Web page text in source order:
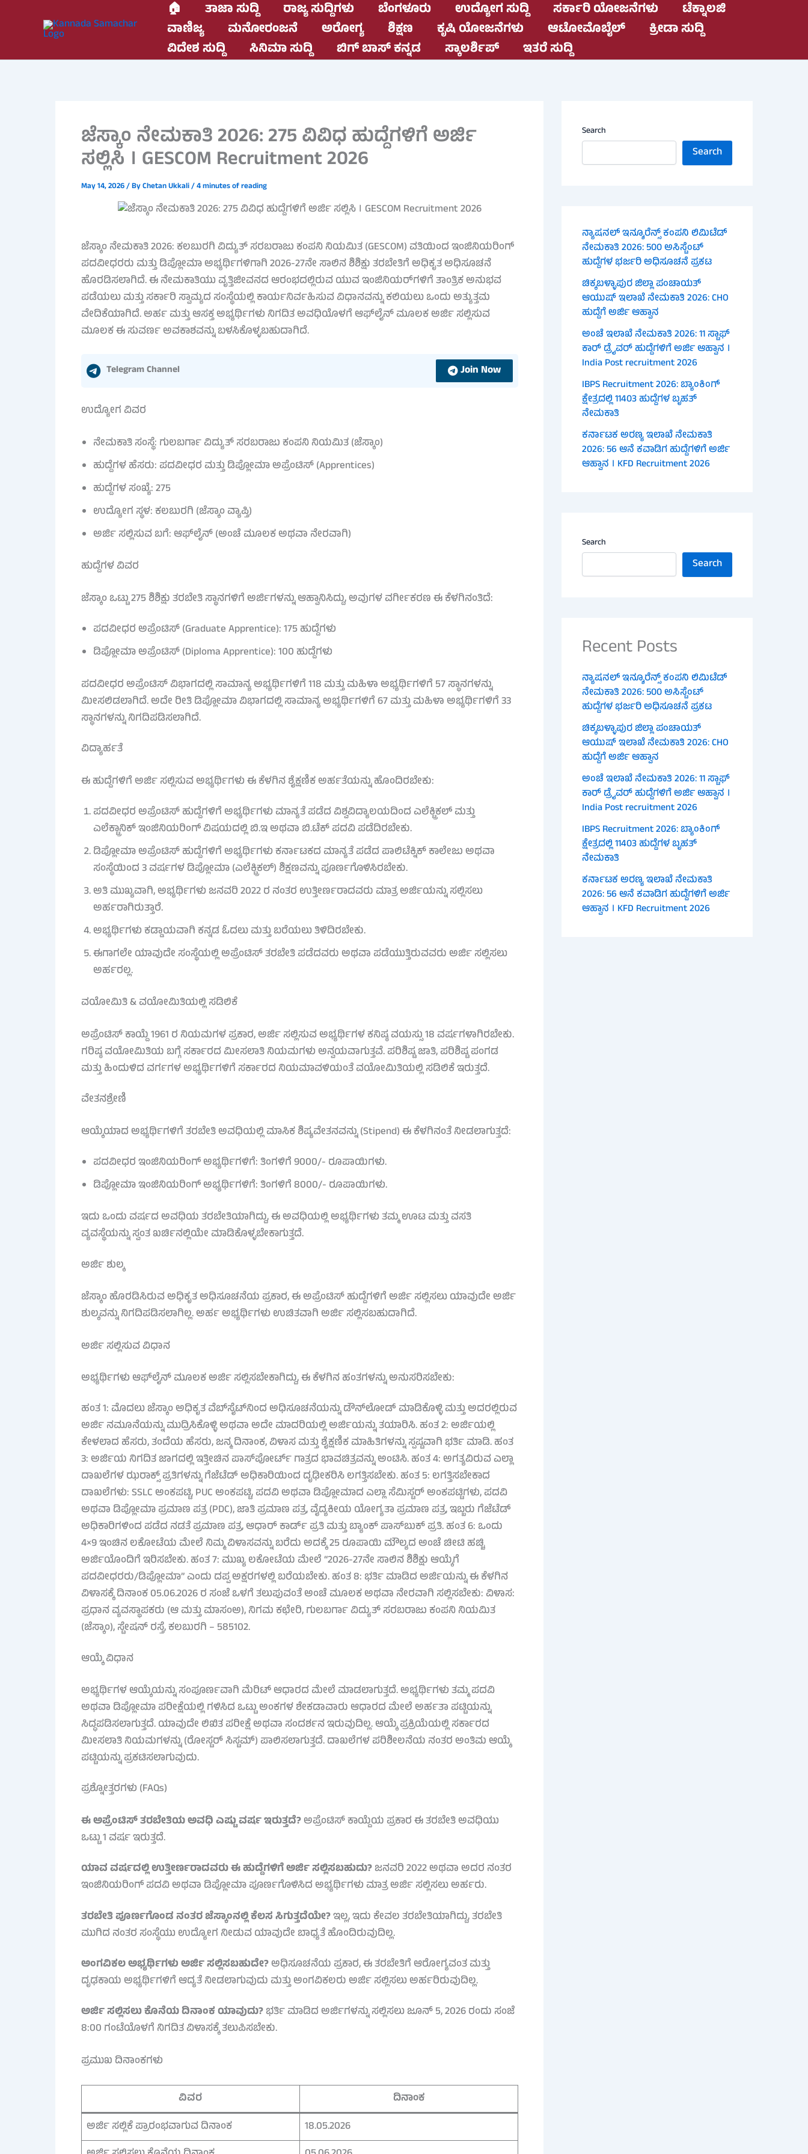
🏠 ತಾಜಾ ಸುದ್ದಿ ರಾಜ್ಯ ಸುದ್ದಿಗಳು ಬೆಂಗಳೂರು ಉದ್ಯೋಗ ಸುದ್ದಿ ಸರ್ಕಾರಿ ಯೋಜನೆಗಳು
ಟೆಕ್ನಾಲಜಿ
ವಾಣಿಜ್ಯ
ಮನೋರಂಜನೆ ಅರೋಗ್ಯ ಶಿಕ್ಷಣ ಕೃಷಿ ಯೋಜನೆಗಳು ಆಟೋಮೊಬೈಲ್
ಕ್ರೀಡಾ ಸುದ್ದಿ
ವಿದೇಶ ಸುದ್ದಿ
ಸಿನಿಮಾ ಸುದ್ದಿ ಬಿಗ್ ಬಾಸ್ ಕನ್ನಡ ಸ್ಕಾಲರ್ಶಿಪ್ ಇತರೆ ಸುದ್ದಿ
ಜೆಸ್ಕಾಂ ನೇಮಕಾತಿ 2026: 275 ವಿವಿಧ ಹುದ್ದೆಗಳಿಗೆ ಅರ್ಜಿ
ಸಲ್ಲಿಸಿ । GESCOM Recruitment 2026
May 14, 2026/ ByChetan Ukkali/4 minutes of reading
ಜೆಸ್ಕಾಂ ನೇಮಕಾತಿ 2026: ಕಲಬುರಗಿ ವಿದ್ಯುತ್ ಸರಬರಾಜು ಕಂಪನಿ ನಿಯಮಿತ (GESCOM) ವತಿಯಿಂದ ಇಂಜಿನಿಯರಿಂಗ್
ಪದವೀಧರರು ಮತ್ತು ಡಿಪ್ಲೋಮಾ ಅಭ್ಯರ್ಥಿಗಳಿಗಾಗಿ 2026-27ನೇ ಸಾಲಿನ ಶಿಶಿಕ್ಷು ತರಬೇತಿಗೆ ಅಧಿಕೃತ ಅಧಿಸೂಚನೆ
ಹೊರಡಿಸಲಾಗಿದೆ. ಈ ನೇಮಕಾತಿಯು ವೃತ್ತಿಜೀವನದ ಆರಂಭದಲ್ಲಿರುವ ಯುವ ಇಂಜಿನಿಯರ್‌ಗಳಿಗೆ ತಾಂತ್ರಿಕ ಅನುಭವ
ಪಡೆಯಲು ಮತ್ತು ಸರ್ಕಾರಿ ಸ್ವಾಮ್ಯದ ಸಂಸ್ಥೆಯಲ್ಲಿ ಕಾರ್ಯನಿರ್ವಹಿಸುವ ವಿಧಾನವನ್ನು ಕಲಿಯಲು ಒಂದು ಅತ್ಯುತ್ತಮ
ವೇದಿಕೆಯಾಗಿದೆ. ಅರ್ಹ ಮತ್ತು ಆಸಕ್ತ ಅಭ್ಯರ್ಥಿಗಳು ನಿಗದಿತ ಅವಧಿಯೊಳಗೆ ಆಫ್‌ಲೈನ್ ಮೂಲಕ ಅರ್ಜಿ ಸಲ್ಲಿಸುವ
ಮೂಲಕ ಈ ಸುವರ್ಣ ಅವಕಾಶವನ್ನು ಬಳಸಿಕೊಳ್ಳಬಹುದಾಗಿದೆ.
Telegram Channel Join Now
ಉದ್ಯೋಗ ವಿವರ
ನೇಮಕಾತಿ ಸಂಸ್ಥೆ: ಗುಲಬರ್ಗಾ ವಿದ್ಯುತ್ ಸರಬರಾಜು ಕಂಪನಿ ನಿಯಮಿತ (ಜೆಸ್ಕಾಂ)
ಹುದ್ದೆಗಳ ಹೆಸರು: ಪದವೀಧರ ಮತ್ತು ಡಿಪ್ಲೋಮಾ ಅಪ್ರೆಂಟಿಸ್ (Apprentices)
ಹುದ್ದೆಗಳ ಸಂಖ್ಯೆ: 275
ಉದ್ಯೋಗ ಸ್ಥಳ: ಕಲಬುರಗಿ (ಜೆಸ್ಕಾಂ ವ್ಯಾಪ್ತಿ)
ಅರ್ಜಿ ಸಲ್ಲಿಸುವ ಬಗೆ: ಆಫ್‌ಲೈನ್ (ಅಂಚೆ ಮೂಲಕ ಅಥವಾ ನೇರವಾಗಿ)
ಹುದ್ದೆಗಳ ವಿವರ
ಜೆಸ್ಕಾಂ ಒಟ್ಟು 275 ಶಿಶಿಕ್ಷು ತರಬೇತಿ ಸ್ಥಾನಗಳಿಗೆ ಅರ್ಜಿಗಳನ್ನು ಆಹ್ವಾನಿಸಿದ್ದು, ಅವುಗಳ ವರ್ಗೀಕರಣ ಈ ಕೆಳಗಿನಂತಿದೆ:
ಪದವೀಧರ ಅಪ್ರೆಂಟಿಸ್ (Graduate Apprentice): 175 ಹುದ್ದೆಗಳು
ಡಿಪ್ಲೋಮಾ ಅಪ್ರೆಂಟಿಸ್ (Diploma Apprentice): 100 ಹುದ್ದೆಗಳು
ಪದವೀಧರ ಅಪ್ರೆಂಟಿಸ್ ವಿಭಾಗದಲ್ಲಿ ಸಾಮಾನ್ಯ ಅಭ್ಯರ್ಥಿಗಳಿಗೆ 118 ಮತ್ತು ಮಹಿಳಾ ಅಭ್ಯರ್ಥಿಗಳಿಗೆ 57 ಸ್ಥಾನಗಳನ್ನು
ಮೀಸಲಿಡಲಾಗಿದೆ. ಅದೇ ರೀತಿ ಡಿಪ್ಲೋಮಾ ವಿಭಾಗದಲ್ಲಿ ಸಾಮಾನ್ಯ ಅಭ್ಯರ್ಥಿಗಳಿಗೆ 67 ಮತ್ತು ಮಹಿಳಾ ಅಭ್ಯರ್ಥಿಗಳಿಗೆ 33
ಸ್ಥಾನಗಳನ್ನು ನಿಗದಿಪಡಿಸಲಾಗಿದೆ.
ವಿದ್ಯಾರ್ಹತೆ
ಈ ಹುದ್ದೆಗಳಿಗೆ ಅರ್ಜಿ ಸಲ್ಲಿಸುವ ಅಭ್ಯರ್ಥಿಗಳು ಈ ಕೆಳಗಿನ ಶೈಕ್ಷಣಿಕ ಅರ್ಹತೆಯನ್ನು ಹೊಂದಿರಬೇಕು:
ಪದವೀಧರ ಅಪ್ರೆಂಟಿಸ್ ಹುದ್ದೆಗಳಿಗೆ ಅಭ್ಯರ್ಥಿಗಳು ಮಾನ್ಯತೆ ಪಡೆದ ವಿಶ್ವವಿದ್ಯಾಲಯದಿಂದ ಎಲೆಕ್ಟ್ರಿಕಲ್ ಮತ್ತು
ಎಲೆಕ್ಟ್ರಾನಿಕ್ ಇಂಜಿನಿಯರಿಂಗ್ ವಿಷಯದಲ್ಲಿ ಬಿ.ಇ ಅಥವಾ ಬಿ.ಟೆಕ್ ಪದವಿ ಪಡೆದಿರಬೇಕು.
ಡಿಪ್ಲೋಮಾ ಅಪ್ರೆಂಟಿಸ್ ಹುದ್ದೆಗಳಿಗೆ ಅಭ್ಯರ್ಥಿಗಳು ಕರ್ನಾಟಕದ ಮಾನ್ಯತೆ ಪಡೆದ ಪಾಲಿಟೆಕ್ನಿಕ್ ಕಾಲೇಜು ಅಥವಾ
ಸಂಸ್ಥೆಯಿಂದ 3 ವರ್ಷಗಳ ಡಿಪ್ಲೋಮಾ (ಎಲೆಕ್ಟ್ರಿಕಲ್) ಶಿಕ್ಷಣವನ್ನು ಪೂರ್ಣಗೊಳಿಸಿರಬೇಕು.
ಅತಿ ಮುಖ್ಯವಾಗಿ, ಅಭ್ಯರ್ಥಿಗಳು ಜನವರಿ 2022 ರ ನಂತರ ಉತ್ತೀರ್ಣರಾದವರು ಮಾತ್ರ ಅರ್ಜಿಯನ್ನು ಸಲ್ಲಿಸಲು
ಅರ್ಹರಾಗಿರುತ್ತಾರೆ.
ಅಭ್ಯರ್ಥಿಗಳು ಕಡ್ಡಾಯವಾಗಿ ಕನ್ನಡ ಓದಲು ಮತ್ತು ಬರೆಯಲು ತಿಳಿದಿರಬೇಕು.
ಈಗಾಗಲೇ ಯಾವುದೇ ಸಂಸ್ಥೆಯಲ್ಲಿ ಅಪ್ರೆಂಟಿಸ್ ತರಬೇತಿ ಪಡೆದವರು ಅಥವಾ ಪಡೆಯುತ್ತಿರುವವರು ಅರ್ಜಿ ಸಲ್ಲಿಸಲು
ಅರ್ಹರಲ್ಲ.
ವಯೋಮಿತಿ & ವಯೋಮಿತಿಯಲ್ಲಿ ಸಡಿಲಿಕೆ
ಅಪ್ರೆಂಟಿಸ್ ಕಾಯ್ದೆ 1961 ರ ನಿಯಮಗಳ ಪ್ರಕಾರ, ಅರ್ಜಿ ಸಲ್ಲಿಸುವ ಅಭ್ಯರ್ಥಿಗಳ ಕನಿಷ್ಠ ವಯಸ್ಸು 18 ವರ್ಷಗಳಾಗಿರಬೇಕು.
ಗರಿಷ್ಠ ವಯೋಮಿತಿಯ ಬಗ್ಗೆ ಸರ್ಕಾರದ ಮೀಸಲಾತಿ ನಿಯಮಗಳು ಅನ್ವಯವಾಗುತ್ತವೆ. ಪರಿಶಿಷ್ಟ ಜಾತಿ, ಪರಿಶಿಷ್ಟ ಪಂಗಡ
ಮತ್ತು ಹಿಂದುಳಿದ ವರ್ಗಗಳ ಅಭ್ಯರ್ಥಿಗಳಿಗೆ ಸರ್ಕಾರದ ನಿಯಮಾವಳಿಯಂತೆ ವಯೋಮಿತಿಯಲ್ಲಿ ಸಡಿಲಿಕೆ ಇರುತ್ತದೆ.
ವೇತನಶ್ರೇಣಿ
ಆಯ್ಕೆಯಾದ ಅಭ್ಯರ್ಥಿಗಳಿಗೆ ತರಬೇತಿ ಅವಧಿಯಲ್ಲಿ ಮಾಸಿಕ ಶಿಷ್ಯವೇತನವನ್ನು (Stipend) ಈ ಕೆಳಗಿನಂತೆ ನೀಡಲಾಗುತ್ತದೆ:
ಪದವೀಧರ ಇಂಜಿನಿಯರಿಂಗ್ ಅಭ್ಯರ್ಥಿಗಳಿಗೆ: ತಿಂಗಳಿಗೆ 9000/- ರೂಪಾಯಿಗಳು.
ಡಿಪ್ಲೋಮಾ ಇಂಜಿನಿಯರಿಂಗ್ ಅಭ್ಯರ್ಥಿಗಳಿಗೆ: ತಿಂಗಳಿಗೆ 8000/- ರೂಪಾಯಿಗಳು.
ಇದು ಒಂದು ವರ್ಷದ ಅವಧಿಯ ತರಬೇತಿಯಾಗಿದ್ದು, ಈ ಅವಧಿಯಲ್ಲಿ ಅಭ್ಯರ್ಥಿಗಳು ತಮ್ಮ ಊಟ ಮತ್ತು ವಸತಿ
ವ್ಯವಸ್ಥೆಯನ್ನು ಸ್ವಂತ ಖರ್ಚಿನಲ್ಲಿಯೇ ಮಾಡಿಕೊಳ್ಳಬೇಕಾಗುತ್ತದೆ.
ಅರ್ಜಿ ಶುಲ್ಕ
ಜೆಸ್ಕಾಂ ಹೊರಡಿಸಿರುವ ಅಧಿಕೃತ ಅಧಿಸೂಚನೆಯ ಪ್ರಕಾರ, ಈ ಅಪ್ರೆಂಟಿಸ್ ಹುದ್ದೆಗಳಿಗೆ ಅರ್ಜಿ ಸಲ್ಲಿಸಲು ಯಾವುದೇ ಅರ್ಜಿ
ಶುಲ್ಕವನ್ನು ನಿಗದಿಪಡಿಸಲಾಗಿಲ್ಲ. ಅರ್ಹ ಅಭ್ಯರ್ಥಿಗಳು ಉಚಿತವಾಗಿ ಅರ್ಜಿ ಸಲ್ಲಿಸಬಹುದಾಗಿದೆ.
ಅರ್ಜಿ ಸಲ್ಲಿಸುವ ವಿಧಾನ
ಅಭ್ಯರ್ಥಿಗಳು ಆಫ್‌ಲೈನ್ ಮೂಲಕ ಅರ್ಜಿ ಸಲ್ಲಿಸಬೇಕಾಗಿದ್ದು, ಈ ಕೆಳಗಿನ ಹಂತಗಳನ್ನು ಅನುಸರಿಸಬೇಕು:
ಹಂತ 1: ಮೊದಲು ಜೆಸ್ಕಾಂ ಅಧಿಕೃತ ವೆಬ್‌ಸೈಟ್‌ನಿಂದ ಅಧಿಸೂಚನೆಯನ್ನು ಡೌನ್‌ಲೋಡ್ ಮಾಡಿಕೊಳ್ಳಿ ಮತ್ತು ಅದರಲ್ಲಿರುವ
ಅರ್ಜಿ ನಮೂನೆಯನ್ನು ಮುದ್ರಿಸಿಕೊಳ್ಳಿ ಅಥವಾ ಅದೇ ಮಾದರಿಯಲ್ಲಿ ಅರ್ಜಿಯನ್ನು ತಯಾರಿಸಿ. ಹಂತ 2: ಅರ್ಜಿಯಲ್ಲಿ
ಕೇಳಲಾದ ಹೆಸರು, ತಂದೆಯ ಹೆಸರು, ಜನ್ಮ ದಿನಾಂಕ, ವಿಳಾಸ ಮತ್ತು ಶೈಕ್ಷಣಿಕ ಮಾಹಿತಿಗಳನ್ನು ಸ್ಪಷ್ಟವಾಗಿ ಭರ್ತಿ ಮಾಡಿ. ಹಂತ
3: ಅರ್ಜಿಯ ನಿಗದಿತ ಜಾಗದಲ್ಲಿ ಇತ್ತೀಚಿನ ಪಾಸ್‌ಪೋರ್ಟ್ ಗಾತ್ರದ ಭಾವಚಿತ್ರವನ್ನು ಅಂಟಿಸಿ. ಹಂತ 4: ಅಗತ್ಯವಿರುವ ಎಲ್ಲಾ
ದಾಖಲೆಗಳ ಝರಾಕ್ಸ್ ಪ್ರತಿಗಳನ್ನು ಗೆಜೆಟೆಡ್ ಅಧಿಕಾರಿಯಿಂದ ದೃಢೀಕರಿಸಿ ಲಗತ್ತಿಸಬೇಕು. ಹಂತ 5: ಲಗತ್ತಿಸಬೇಕಾದ
ದಾಖಲೆಗಳು: SSLC ಅಂಕಪಟ್ಟಿ, PUC ಅಂಕಪಟ್ಟಿ, ಪದವಿ ಅಥವಾ ಡಿಪ್ಲೋಮಾದ ಎಲ್ಲಾ ಸೆಮಿಸ್ಟರ್ ಅಂಕಪಟ್ಟಿಗಳು, ಪದವಿ
ಅಥವಾ ಡಿಪ್ಲೋಮಾ ಪ್ರಮಾಣ ಪತ್ರ (PDC), ಜಾತಿ ಪ್ರಮಾಣ ಪತ್ರ, ವೈದ್ಯಕೀಯ ಯೋಗ್ಯತಾ ಪ್ರಮಾಣ ಪತ್ರ, ಇಬ್ಬರು ಗೆಜೆಟೆಡ್
ಅಧಿಕಾರಿಗಳಿಂದ ಪಡೆದ ನಡತೆ ಪ್ರಮಾಣ ಪತ್ರ, ಆಧಾರ್ ಕಾರ್ಡ್ ಪ್ರತಿ ಮತ್ತು ಬ್ಯಾಂಕ್ ಪಾಸ್‌ಬುಕ್ ಪ್ರತಿ. ಹಂತ 6: ಒಂದು
4×9 ಇಂಚಿನ ಲಕೋಟೆಯ ಮೇಲೆ ನಿಮ್ಮ ವಿಳಾಸವನ್ನು ಬರೆದು ಅದಕ್ಕೆ 25 ರೂಪಾಯಿ ಮೌಲ್ಯದ ಅಂಚೆ ಚೀಟಿ ಹಚ್ಚಿ
ಅರ್ಜಿಯೊಂದಿಗೆ ಇರಿಸಬೇಕು. ಹಂತ 7: ಮುಖ್ಯ ಲಕೋಟೆಯ ಮೇಲೆ “2026-27ನೇ ಸಾಲಿನ ಶಿಶಿಕ್ಷು ಆಯ್ಕೆಗೆ
ಪದವೀಧರರು/ಡಿಪ್ಲೋಮಾ” ಎಂದು ದಪ್ಪ ಅಕ್ಷರಗಳಲ್ಲಿ ಬರೆಯಬೇಕು. ಹಂತ 8: ಭರ್ತಿ ಮಾಡಿದ ಅರ್ಜಿಯನ್ನು ಈ ಕೆಳಗಿನ
ವಿಳಾಸಕ್ಕೆ ದಿನಾಂಕ 05.06.2026 ರ ಸಂಜೆ ಒಳಗೆ ತಲುಪುವಂತೆ ಅಂಚೆ ಮೂಲಕ ಅಥವಾ ನೇರವಾಗಿ ಸಲ್ಲಿಸಬೇಕು: ವಿಳಾಸ:
ಪ್ರಧಾನ ವ್ಯವಸ್ಥಾಪಕರು (ಆ ಮತ್ತು ಮಾಸಂಅ), ನಿಗಮ ಕಛೇರಿ, ಗುಲಬರ್ಗಾ ವಿದ್ಯುತ್ ಸರಬರಾಜು ಕಂಪನಿ ನಿಯಮಿತ
(ಜೆಸ್ಕಾಂ), ಸ್ಟೇಷನ್ ರಸ್ತೆ, ಕಲಬುರಗಿ – 585102.
ಆಯ್ಕೆ ವಿಧಾನ
ಅಭ್ಯರ್ಥಿಗಳ ಆಯ್ಕೆಯನ್ನು ಸಂಪೂರ್ಣವಾಗಿ ಮೆರಿಟ್ ಆಧಾರದ ಮೇಲೆ ಮಾಡಲಾಗುತ್ತದೆ. ಅಭ್ಯರ್ಥಿಗಳು ತಮ್ಮ ಪದವಿ
ಅಥವಾ ಡಿಪ್ಲೋಮಾ ಪರೀಕ್ಷೆಯಲ್ಲಿ ಗಳಿಸಿದ ಒಟ್ಟು ಅಂಕಗಳ ಶೇಕಡಾವಾರು ಆಧಾರದ ಮೇಲೆ ಅರ್ಹತಾ ಪಟ್ಟಿಯನ್ನು
ಸಿದ್ಧಪಡಿಸಲಾಗುತ್ತದೆ. ಯಾವುದೇ ಲಿಖಿತ ಪರೀಕ್ಷೆ ಅಥವಾ ಸಂದರ್ಶನ ಇರುವುದಿಲ್ಲ. ಆಯ್ಕೆ ಪ್ರಕ್ರಿಯೆಯಲ್ಲಿ ಸರ್ಕಾರದ
ಮೀಸಲಾತಿ ನಿಯಮಗಳನ್ನು (ರೋಸ್ಟರ್ ಸಿಸ್ಟಮ್) ಪಾಲಿಸಲಾಗುತ್ತದೆ. ದಾಖಲೆಗಳ ಪರಿಶೀಲನೆಯ ನಂತರ ಅಂತಿಮ ಆಯ್ಕೆ
ಪಟ್ಟಿಯನ್ನು ಪ್ರಕಟಿಸಲಾಗುವುದು.
ಪ್ರಶ್ನೋತ್ತರಗಳು (FAQs)
ಈ ಅಪ್ರೆಂಟಿಸ್ ತರಬೇತಿಯ ಅವಧಿ ಎಷ್ಟು ವರ್ಷ ಇರುತ್ತದೆ?ಅಪ್ರೆಂಟಿಸ್ ಕಾಯ್ದೆಯ ಪ್ರಕಾರ ಈ ತರಬೇತಿ ಅವಧಿಯು
ಒಟ್ಟು 1 ವರ್ಷ ಇರುತ್ತದೆ.
ಯಾವ ವರ್ಷದಲ್ಲಿ ಉತ್ತೀರ್ಣರಾದವರು ಈ ಹುದ್ದೆಗಳಿಗೆ ಅರ್ಜಿ ಸಲ್ಲಿಸಬಹುದು?ಜನವರಿ 2022 ಅಥವಾ ಅದರ ನಂತರ
ಇಂಜಿನಿಯರಿಂಗ್ ಪದವಿ ಅಥವಾ ಡಿಪ್ಲೋಮಾ ಪೂರ್ಣಗೊಳಿಸಿದ ಅಭ್ಯರ್ಥಿಗಳು ಮಾತ್ರ ಅರ್ಜಿ ಸಲ್ಲಿಸಲು ಅರ್ಹರು.
ತರಬೇತಿ ಪೂರ್ಣಗೊಂಡ ನಂತರ ಜೆಸ್ಕಾಂನಲ್ಲಿ ಕೆಲಸ ಸಿಗುತ್ತದೆಯೇ?ಇಲ್ಲ, ಇದು ಕೇವಲ ತರಬೇತಿಯಾಗಿದ್ದು, ತರಬೇತಿ
ಮುಗಿದ ನಂತರ ಸಂಸ್ಥೆಯು ಉದ್ಯೋಗ ನೀಡುವ ಯಾವುದೇ ಬಾಧ್ಯತೆ ಹೊಂದಿರುವುದಿಲ್ಲ.
ಅಂಗವಿಕಲ ಅಭ್ಯರ್ಥಿಗಳು ಅರ್ಜಿ ಸಲ್ಲಿಸಬಹುದೇ?ಅಧಿಸೂಚನೆಯ ಪ್ರಕಾರ, ಈ ತರಬೇತಿಗೆ ಆರೋಗ್ಯವಂತ ಮತ್ತು
ದೃಢಕಾಯ ಅಭ್ಯರ್ಥಿಗಳಿಗೆ ಆದ್ಯತೆ ನೀಡಲಾಗುವುದು ಮತ್ತು ಅಂಗವಿಕಲರು ಅರ್ಜಿ ಸಲ್ಲಿಸಲು ಅರ್ಹರಿರುವುದಿಲ್ಲ.
ಅರ್ಜಿ ಸಲ್ಲಿಸಲು ಕೊನೆಯ ದಿನಾಂಕ ಯಾವುದು?ಭರ್ತಿ ಮಾಡಿದ ಅರ್ಜಿಗಳನ್ನು ಸಲ್ಲಿಸಲು ಜೂನ್ 5, 2026 ರಂದು ಸಂಜೆ
8:00 ಗಂಟೆಯೊಳಗೆ ನಿಗದಿತ ವಿಳಾಸಕ್ಕೆ ತಲುಪಿಸಬೇಕು.
ಪ್ರಮುಖ ದಿನಾಂಕಗಳು
ವಿವರ
ದಿನಾಂಕ
ಅರ್ಜಿ ಸಲ್ಲಿಕೆ ಪ್ರಾರಂಭವಾಗುವ ದಿನಾಂಕ
18.05.2026
Search
Search
ನ್ಯಾಷನಲ್ ಇನ್ಶೂರೆನ್ಸ್ ಕಂಪನಿ ಲಿಮಿಟೆಡ್
ನೇಮಕಾತಿ 2026: 500 ಅಸಿಸ್ಟೆಂಟ್
ಹುದ್ದೆಗಳ ಭರ್ಜರಿ ಅಧಿಸೂಚನೆ ಪ್ರಕಟ
ಚಿಕ್ಕಬಳ್ಳಾಪುರ ಜಿಲ್ಲಾ ಪಂಚಾಯತ್
ಆಯುಷ್ ಇಲಾಖೆ ನೇಮಕಾತಿ 2026: CHO
ಹುದ್ದೆಗೆ ಅರ್ಜಿ ಆಹ್ವಾನ
ಅಂಚೆ ಇಲಾಖೆ ನೇಮಕಾತಿ 2026: 11 ಸ್ಟಾಫ್
ಕಾರ್ ಡ್ರೈವರ್ ಹುದ್ದೆಗಳಿಗೆ ಅರ್ಜಿ ಆಹ್ವಾನ ।
India Post recruitment 2026
IBPS Recruitment 2026: ಬ್ಯಾಂಕಿಂಗ್
ಕ್ಷೇತ್ರದಲ್ಲಿ 11403 ಹುದ್ದೆಗಳ ಬೃಹತ್
ನೇಮಕಾತಿ
ಕರ್ನಾಟಕ ಅರಣ್ಯ ಇಲಾಖೆ ನೇಮಕಾತಿ
2026: 56 ಆನೆ ಕವಾಡಿಗ ಹುದ್ದೆಗಳಿಗೆ ಅರ್ಜಿ
ಆಹ್ವಾನ । KFD Recruitment 2026
Search
Search
Recent Posts
ನ್ಯಾಷನಲ್ ಇನ್ಶೂರೆನ್ಸ್ ಕಂಪನಿ ಲಿಮಿಟೆಡ್
ನೇಮಕಾತಿ 2026: 500 ಅಸಿಸ್ಟೆಂಟ್
ಹುದ್ದೆಗಳ ಭರ್ಜರಿ ಅಧಿಸೂಚನೆ ಪ್ರಕಟ
ಚಿಕ್ಕಬಳ್ಳಾಪುರ ಜಿಲ್ಲಾ ಪಂಚಾಯತ್
ಆಯುಷ್ ಇಲಾಖೆ ನೇಮಕಾತಿ 2026: CHO
ಹುದ್ದೆಗೆ ಅರ್ಜಿ ಆಹ್ವಾನ
ಅಂಚೆ ಇಲಾಖೆ ನೇಮಕಾತಿ 2026: 11 ಸ್ಟಾಫ್
ಕಾರ್ ಡ್ರೈವರ್ ಹುದ್ದೆಗಳಿಗೆ ಅರ್ಜಿ ಆಹ್ವಾನ ।
India Post recruitment 2026
IBPS Recruitment 2026: ಬ್ಯಾಂಕಿಂಗ್
ಕ್ಷೇತ್ರದಲ್ಲಿ 11403 ಹುದ್ದೆಗಳ ಬೃಹತ್
ನೇಮಕಾತಿ
ಕರ್ನಾಟಕ ಅರಣ್ಯ ಇಲಾಖೆ ನೇಮಕಾತಿ
2026: 56 ಆನೆ ಕವಾಡಿಗ ಹುದ್ದೆಗಳಿಗೆ ಅರ್ಜಿ
ಆಹ್ವಾನ । KFD Recruitment 2026